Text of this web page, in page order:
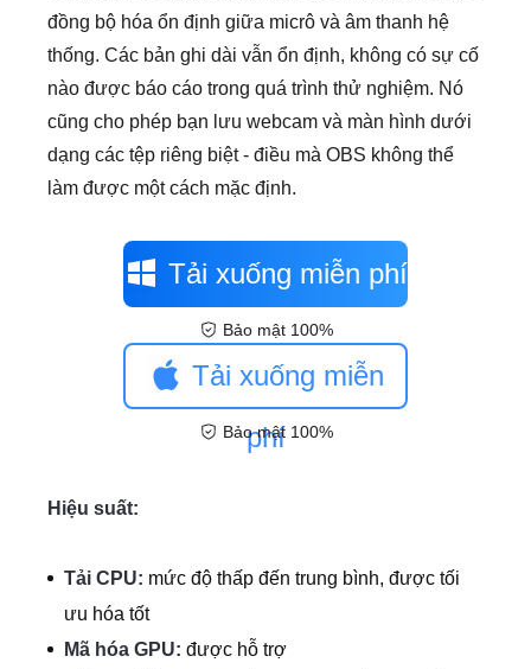
đồng bộ hóa ổn định giữa micrô và âm thanh hệ
thống. Các bản ghi dài vẫn ổn định, không có sự cố
nào được báo cáo trong quá trình thử nghiệm. Nó
cũng cho phép bạn lưu webcam và màn hình dưới
dạng các tệp riêng biệt - điều mà OBS không thể
làm được một cách mặc định.
Tải xuống miễn phí
Bảo mật 100%
Tải xuống miễn
phí
Bảo mật 100%
Hiệu suất:
Tải CPU: mức độ thấp đến trung bình, được tối
ưu hóa tốt
Mã hóa GPU: được hỗ trợ